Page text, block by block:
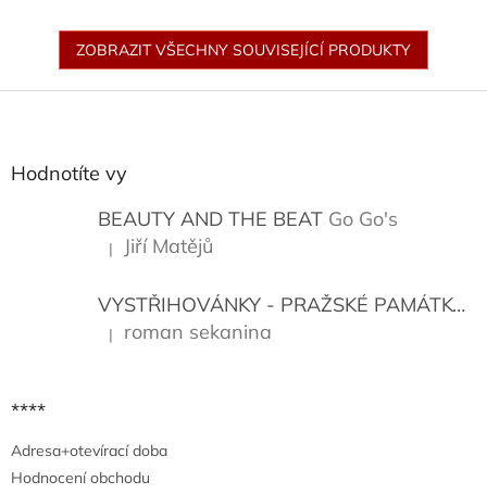
ZOBRAZIT VŠECHNY SOUVISEJÍCÍ PRODUKTY
Hodnotíte vy
BEAUTY AND THE BEAT Go Go's
Hodnocení produktu je 5 z 5 hvězdiček.
| Jiří Matějů
VYSTŘIHOVÁNKY - PRAŽSKÉ PAMÁTKY
Hodnocení produktu je 5 z 5 hvězdiček.
| roman sekanina
****
Adresa+otevírací doba
Hodnocení obchodu